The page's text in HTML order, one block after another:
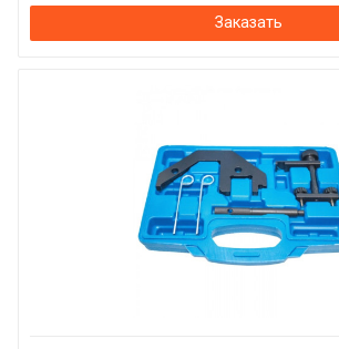
Заказать